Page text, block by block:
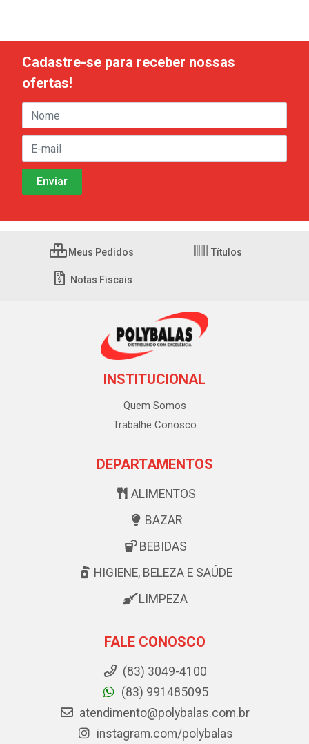
Cadastre-se para receber nossas
ofertas!
Meus Pedidos Títulos
Notas Fiscais
INSTITUCIONAL
Quem Somos
Trabalhe Conosco
DEPARTAMENTOS
ALIMENTOS
BAZAR
BEBIDAS
HIGIENE, BELEZA E SAÚDE
LIMPEZA
FALE CONOSCO
(83) 3049-4100
(83) 991485095
atendimento@polybalas.com.br
instagram.com/polybalas